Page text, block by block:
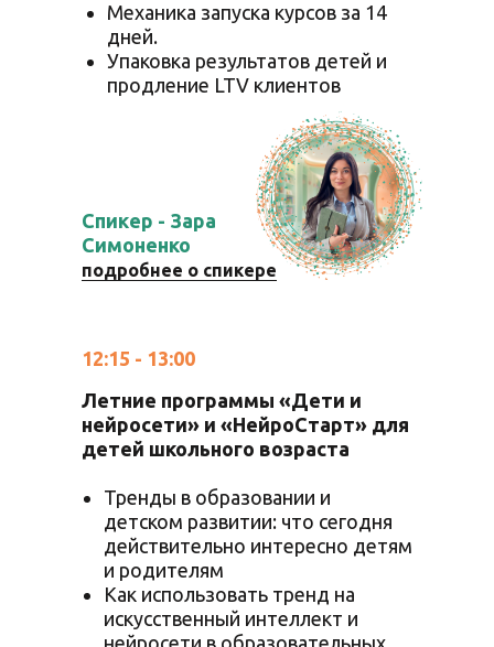
12:15 - 13:00
Летние программы «Дети и
нейросети» и «НейроСтарт» для
детей школьного возраста
Тренды в образовании и
детском развитии: что сегодня
действительно интересно детям
и родителям
Как использовать тренд на
искусственный интеллект и
нейросети в образовательных
подробнее о спикере
Механика запуска курсов за 14
дней.
Упаковка результатов детей и
продление LTV клиентов
Спикер - Зара
Симоненко